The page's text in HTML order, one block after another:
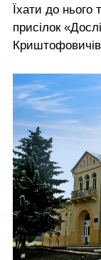
Їхати до
присілок